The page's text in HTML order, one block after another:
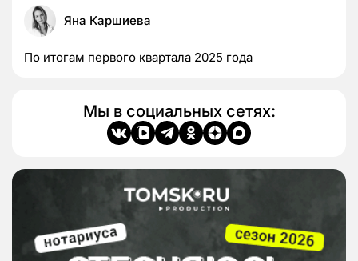
Яна Каршиева
По итогам первого квартала 2025 года
Мы в социальных сетях: